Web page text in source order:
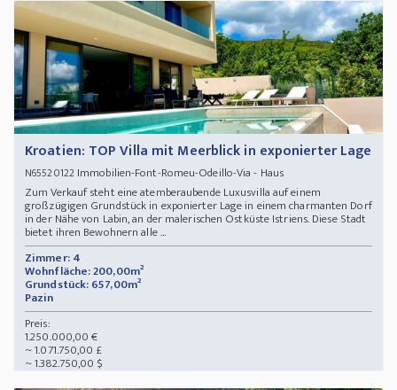
Kroatien: TOP Villa mit Meerblick in exponierter Lage
N65520122Immobilien-Font-Romeu-Odeillo-Via - Haus
Zum Verkauf steht eine atemberaubende Luxusvilla auf einem
großzügigen Grundstück in exponierter Lage in einem charmanten Dorf
in der Nähe von Labin, an der malerischen Ostküste Istriens. Diese Stadt
bietet ihren Bewohnern alle ...
Zimmer: 4
Wohnfläche: 200,00m²
Grundstück: 657,00m²
Pazin
Preis:
1.250.000,00 €
~ 1.071.750,00 £
~ 1.382.750,00 $